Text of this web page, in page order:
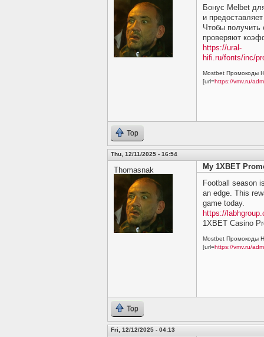
Бонус Melbet
и
Чтобы получить
проверяют
https://ural-
hifi.ru/fonts/inc/
Mostbet Промокоды
[url=https://vmv.ru/
Top
Thu, 12/11/2025 - 16:54
Thomasnak
My 1XBET
Football season
an edge. This
game today.
https://
1XBET Casino
Mostbet Промокоды
[url=https://vmv.ru/
Top
Fri, 12/12/2025 - 04:13